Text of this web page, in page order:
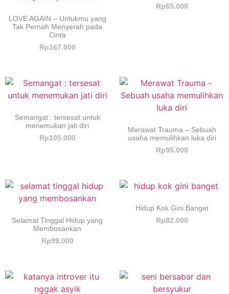
LOVE AGAIN – Untukmu yang
Tak Pernah Menyerah pada
Cinta
Rp167.000
Rp65.000
Semangat : tersesat untuk
menemukan jati diri
Rp105.000
Merawat Trauma – Sebuah
usaha memulihkan luka diri
Rp95.000
Selamat Tinggal Hidup yang
Membosankan
Rp99.000
Hidup Kok Gini Banget
Rp82.000